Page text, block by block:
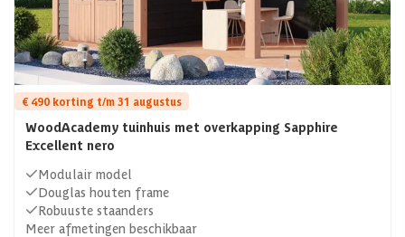
€ 490 korting t/m 31 augustus
WoodAcademy tuinhuis met overkapping Sapphire
Excellent nero
Modulair model
Douglas houten frame
Robuuste staanders
Meer afmetingen beschikbaar